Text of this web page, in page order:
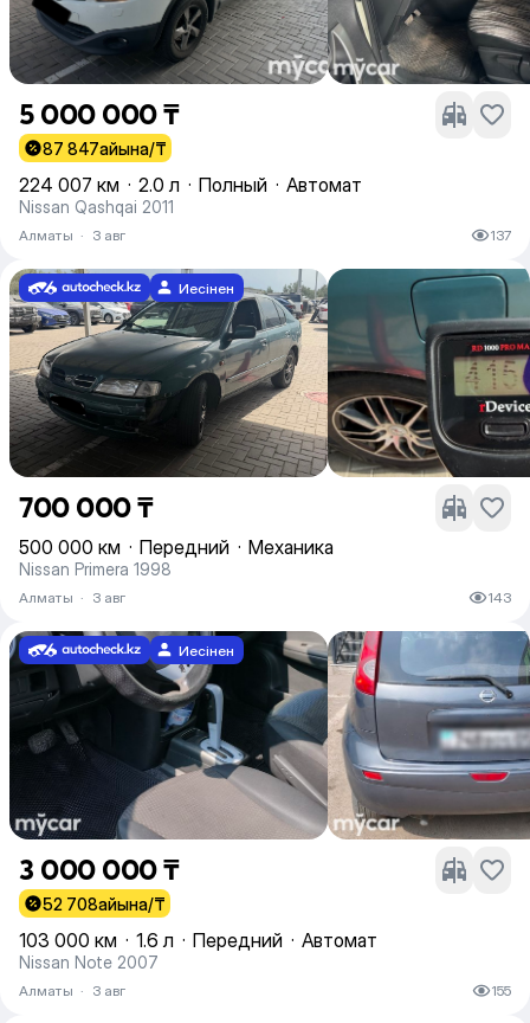
5 000 000 ₸
87 847айына/₸
224 007 км · 2.0 л · Полный · Автомат
Nissan Qashqai 2011
Алматы · 3 авг 137
Иесінен
700 000 ₸
500 000 км · Передний · Механика
Nissan Primera 1998
Алматы · 3 авг 143
Иесінен
3 000 000 ₸
52 708айына/₸
103 000 км · 1.6 л · Передний · Автомат
Nissan Note 2007
Алматы · 3 авг 155